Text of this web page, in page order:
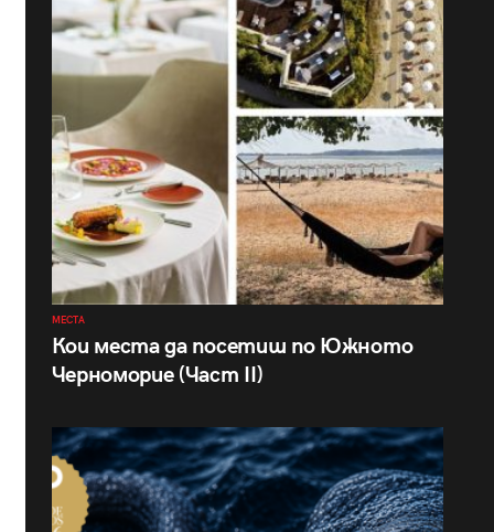
МЕСТА
Кои места да посетиш по Южното
Черноморие (Част II)